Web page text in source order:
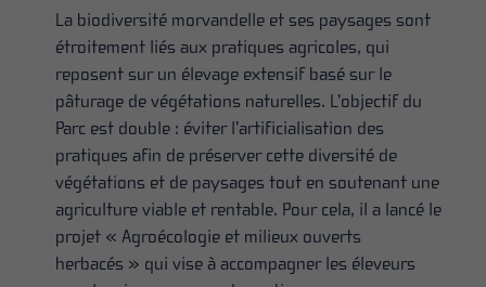
La biodiversité morvandelle et ses paysages sont
étroitement liés aux pratiques agricoles, qui
reposent sur un élevage extensif basé sur le
pâturage de végétations naturelles. L’objectif du
Parc est double : éviter l’artificialisation des
pratiques afin de préserver cette diversité de
végétations et de paysages tout en soutenant une
agriculture viable et rentable. Pour cela, il a lancé le
projet « Agroécologie et milieux ouverts
herbacés » qui vise à accompagner les éleveurs